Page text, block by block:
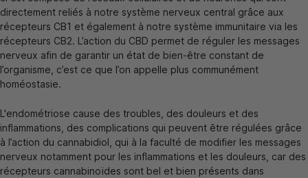
directement reliés à notre système nerveux central grâce aux
récepteurs CB1 et également à notre système immunitaire via les
récepteurs CB2. L’action du CBD permet de réguler les messages
nerveux afin de garantir un état de bien-être constant de
l’organisme, c’est ce que l’on appelle plus communément
homéostasie.
L'endométriose cause des troubles, des douleurs et des
inflammations, des complications qui peuvent être régulées grâce
à l’action du cannabidiol, qui à la faculté de modifier les messages
nerveux notamment pour les inflammations et les douleurs, car des
récepteurs cannabinoïdes sont bel et bien présents dans